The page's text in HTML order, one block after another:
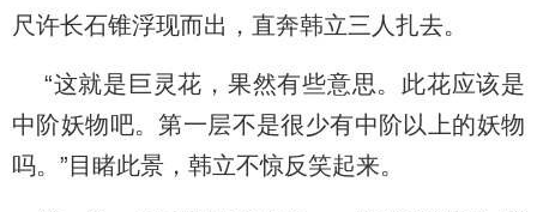
尺许长石锥浮现而出，直奔韩立三人扎去。
“这就是巨灵花，果然有些意思。此花应该是
中阶妖物吧。第一层不是很少有中阶以上的妖物
吗。”目睹此景，韩立不惊反笑起来。